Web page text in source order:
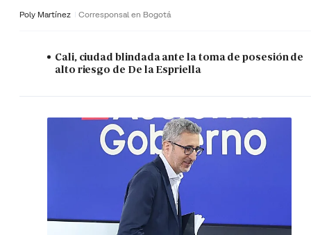
Poly Martínez Corresponsal en Bogotá
Cali, ciudad blindada ante la toma de posesión de
alto riesgo de De la Espriella